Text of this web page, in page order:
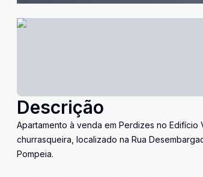
Descrição
Apartamento à venda em Perdizes no Edifício
churrasqueira, localizado na Rua
Pompeia.